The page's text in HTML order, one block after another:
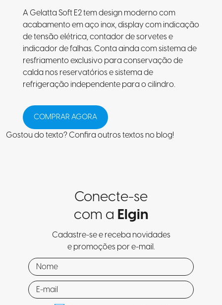
A Gelatta Soft E2 tem design moderno com
acabamento em aço inox, display com indicação
de tensão elétrica, contador de sorvetes e
indicador de falhas. Conta ainda com sistema de
resfriamento exclusivo para conservação de
calda nos reservatórios e sistema de
refrigeração independente para o cilindro.
COMPRAR AGORA
Gostou do texto? Confiraoutros textos no blog!
Conecte-se
com a Elgin
Cadastre-se e receba novidades
e promoções por e-mail.